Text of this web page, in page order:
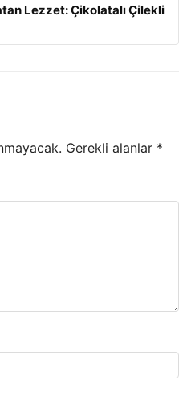
Lezzet: Çikolatalı Çilekli
Gerekli alanlar *